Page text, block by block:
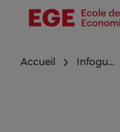
Aller
principal
Accueil Infoguerre